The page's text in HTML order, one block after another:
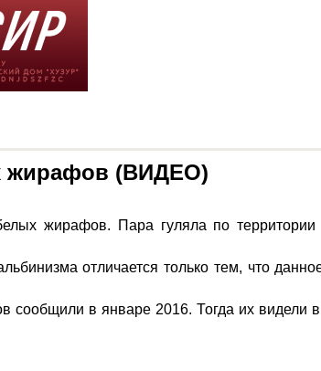
жирафов (ВИДЕО)
жирафов. Пара гуляла по
отличается только тем, что
в январе 2016. Тогда их видели